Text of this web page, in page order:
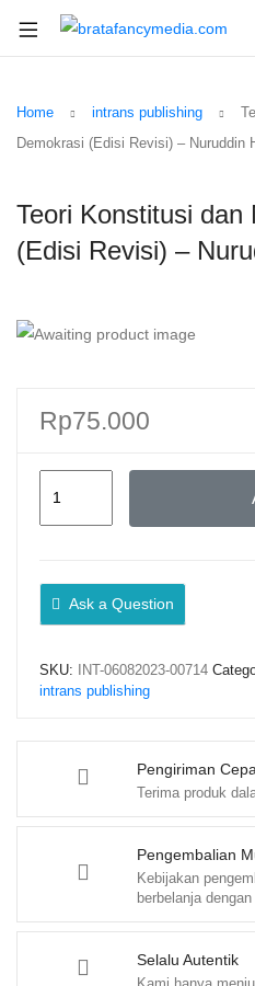
Home intrans publishing
Demokrasi (Edisi Revisi) – Nuruddin
Teori Konstitusi dan
(Edisi Revisi) –
Pengiriman
Terima produk
Pengembalian
Kebijakan
berbelanja
Selalu Autentik
Rp75.000
Demokrasi
(Edisi
–
Hady
quantity
Ask a Question
SKU: INT-06082023-00714
intrans publishing